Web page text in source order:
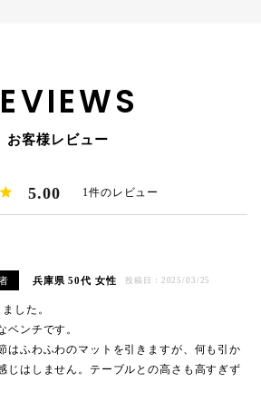
お客様レビュー
5.00 1
兵庫県 50代 女性 投稿日 2025/03/25
した。
ベンチです。
はふわふわのマットを引きますが、何も引か
じはしません。テーブルとの高さも高すぎず